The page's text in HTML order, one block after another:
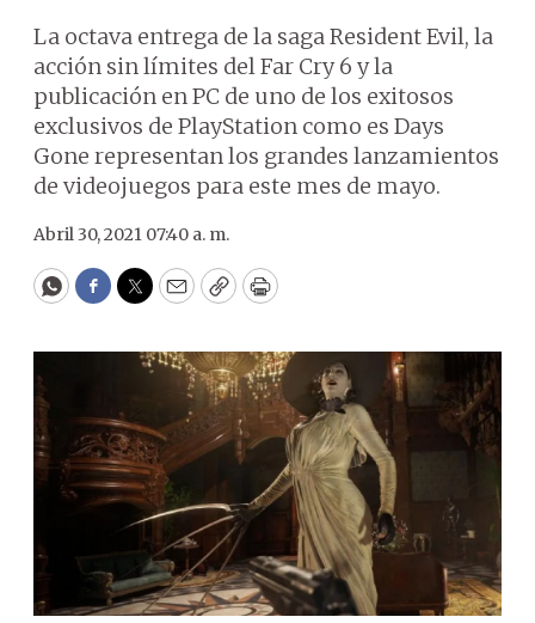
La octava entrega de la saga Resident Evil, la
acción sin límites del Far Cry 6 y la
publicación en PC de uno de los exitosos
exclusivos de PlayStation como es Days
Gone representan los grandes lanzamientos
de videojuegos para este mes de mayo.
Abril 30, 2021 07:40 a. m.
WhatsApp
Facebook
Twitter
EmailCopyPrint